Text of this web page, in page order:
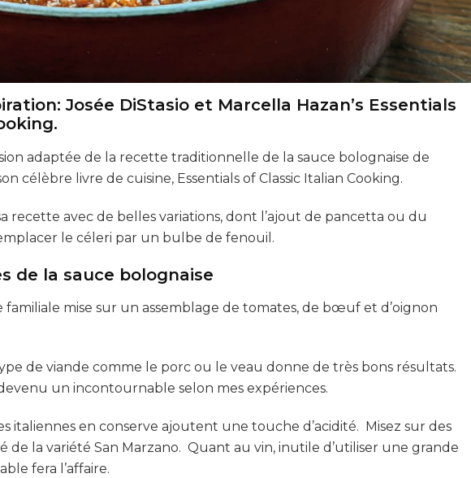
Josée DiStasio et Marcella Hazan’s Essentials
adaptée de la recette traditionnelle de la sauce bolognaise de
célèbre livre de cuisine, Essentials of Classic Italian Cooking.
recette avec de belles variations, dont l’ajout de pancetta ou du
le céleri par un bulbe de fenouil.
de la sauce bolognaise
familiale mise sur un assemblage de tomates, de bœuf et d’oignon
de viande comme le porc ou le veau donne de très bons résultats.
un incontournable selon mes expériences.
italiennes en conserve ajoutent une touche d’acidité. Misez sur des
de la variété San Marzano. Quant au vin, inutile d’utiliser une grande
fera l’affaire.